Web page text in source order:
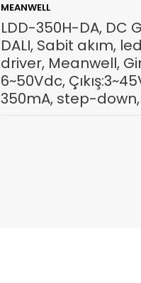
MEANWELL
LDD-350H-DA, DC
DALI, Sabit akım, led
driver, Meanwell,
6~50Vdc,
350mA, step-